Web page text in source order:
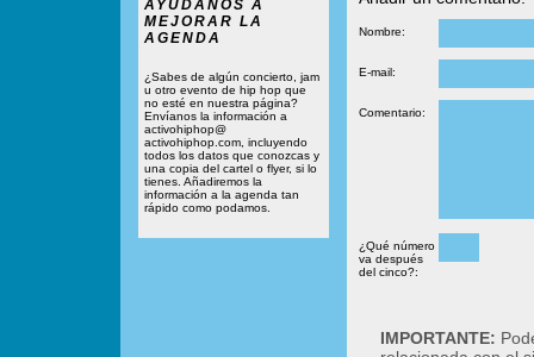
AYUDANOS A
MEJORAR LA
AGENDA
¿Sabes de algún concierto, jam
u otro evento de hip hop que
no esté en nuestra página?
Envíanos la información a
activohiphop@
activohiphop.com, incluyendo
todos los datos que conozcas y
una copia del cartel o flyer, si lo
tienes. Añadiremos la
información a la agenda tan
rápido como podamos.
Nombre:
E-mail:
Comentario:
¿Qué número
va después
del cinco?:
IMPORTANTE: